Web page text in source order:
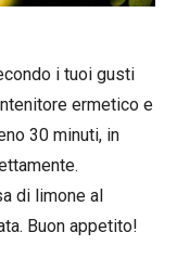
i tuoi gusti
ermetico e
30 minuti, in
di limone al
Buon appetito!